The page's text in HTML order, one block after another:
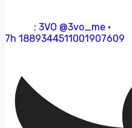
; 3VO @3vo_me ·
7h 1889344511001907609